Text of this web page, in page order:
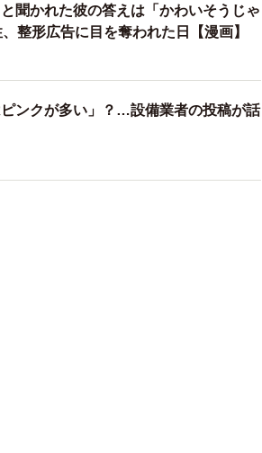
聞かれた彼の答えは「かわいそうじゃ
整形広告に目を奪われた日【漫画】
ピンクが多い」？…設備業者の投稿が話